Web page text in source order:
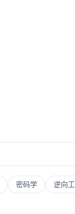
密码学 逆向